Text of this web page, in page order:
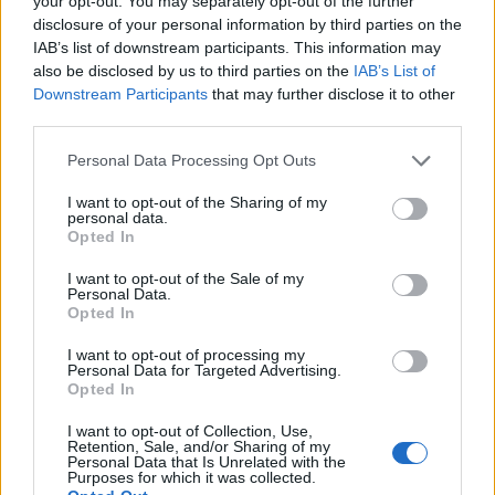
disclosure of your personal information by third parties on the
IAB’s list of downstream participants. This information may
also be disclosed by us to third parties on the IAB’s List of
Downstream Participants that may further disclose it to other
Personal Data Processing Opt Outs
I want to opt-out of the Sharing of my
personal data.
Opted In
I want to opt-out of the Sale of my
Personal Data.
Opted In
I want to opt-out of processing my
Personal Data for Targeted Advertising.
Opted In
I want to opt-out of Collection, Use,
Retention, Sale, and/or Sharing of my
Personal Data that Is Unrelated with the
Purposes for which it was collected.
στους μισθούς του «κομματικού
στρατού» της Αυτοδιοίκησης!
29.07.2026 09:32
Ερώτηση στη Βουλή για την
Μαίναλο και Πάρνωνα
29.07.2026 09:10
και διεκδικήσεις δίπλα στους
κατοίκους στου Πάπαρη Αρκαδίας